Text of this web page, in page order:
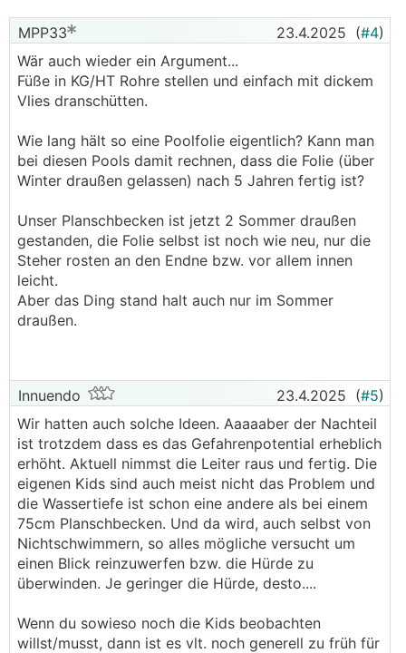
MPP33 23.4.2025 (#4)
Wär auch wieder ein Argument...
Füße in KG/HT Rohre stellen und einfach mit dickem
Vlies dranschütten.
Wie lang hält so eine Poolfolie eigentlich? Kann man
bei diesen Pools damit rechnen, dass die Folie (über
Winter draußen gelassen) nach 5 Jahren fertig ist?
Unser Planschbecken ist jetzt 2 Sommer draußen
gestanden, die Folie selbst ist noch wie neu, nur die
Steher rosten an den Endne bzw. vor allem innen
leicht.
Aber das Ding stand halt auch nur im Sommer
draußen.
Innuendo 23.4.2025 (#5)
Wir hatten auch solche Ideen. Aaaaaber der Nachteil
ist trotzdem dass es das Gefahrenpotential erheblich
erhöht. Aktuell nimmst die Leiter raus und fertig. Die
eigenen Kids sind auch meist nicht das Problem und
die Wassertiefe ist schon eine andere als bei einem
75cm Planschbecken. Und da wird, auch selbst von
Nichtschwimmern, so alles mögliche versucht um
einen Blick reinzuwerfen bzw. die Hürde zu
überwinden. Je geringer die Hürde, desto....
Wenn du sowieso noch die Kids beobachten
willst/musst, dann ist es vlt. noch generell zu früh für